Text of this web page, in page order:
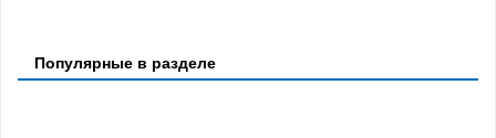
Популярные в разделе